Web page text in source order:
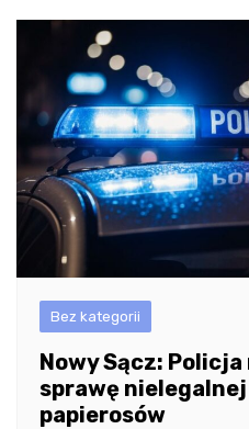
Bez kategorii
Nowy Sącz: Policja
sprawę
papierosów